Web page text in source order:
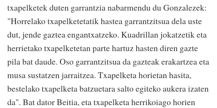
txapelketek duten garrantzia nabarmendu du Gonzalezek:
"Horrelako txapelketetatik hastea garrantzitsua dela uste
dut, jende gaztea engantxatzeko. Kuadrillan jokatzetik eta
herrietako txapelketetan parte hartuz hasten diren gazte
pila bat daude. Oso garrantzitsua da gazteak erakartzea eta
musa sustatzen jarraitzea. Txapelketa horietan hasita,
bestelako txapelketa batzuetara salto egiteko aukera izaten
da". Bat dator Beitia, eta txapelketa herrikoiago horien